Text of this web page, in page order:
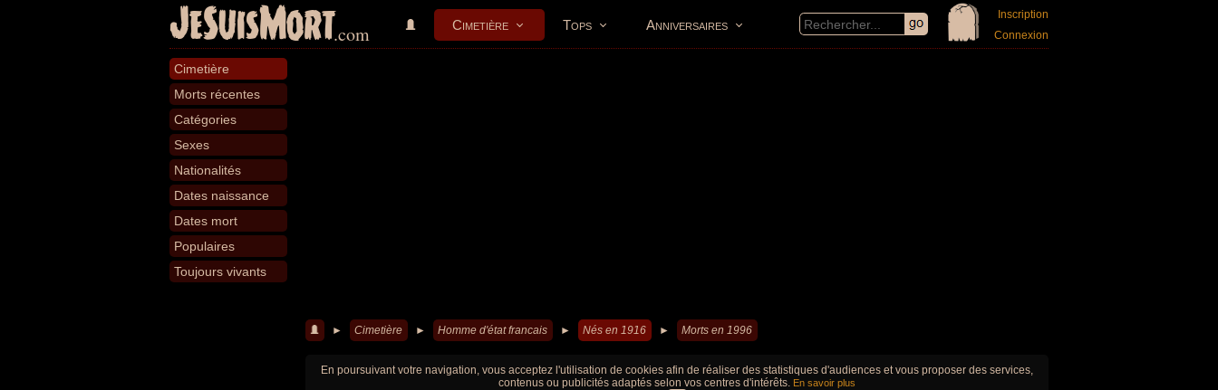
JeSuisMort.com Cimetière Tops Anniversaires
Inscription
Connexion
Cimetière
Morts récentes
Catégories
Sexes
Nationalités
Dates naissance
Dates mort
Populaires
Toujours vivants
► Cimetière ► Homme d'état francais ► Nés en 1916 ► Morts en 1996
En poursuivant votre navigation, vous acceptez l'utilisation de cookies afin de réaliser des statistiques d'audiences et vous proposer des services,
contenus ou publicités adaptés selon vos centres d'intérêts. En savoir plus